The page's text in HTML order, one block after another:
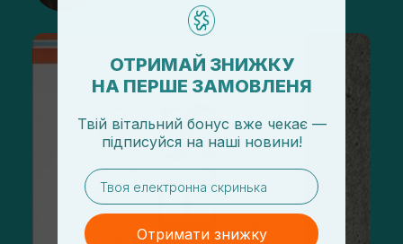
ОТРИМАЙ ЗНИЖКУ
НА ПЕРШЕ ЗАМОВЛЕНЯ
Твій вітальний бонус вже чекає —
підписуйся на наші новини!
email
Отримати знижку